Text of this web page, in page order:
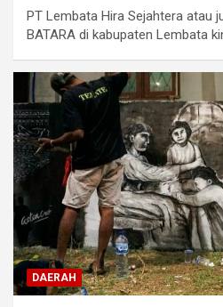
PT Lembata Hira Sejahtera atau
BATARA di kabupaten Lembata
DAERAH